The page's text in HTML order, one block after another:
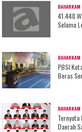
BAHARKAM
41.448
Selama
BAHARKAM
PBSI
Beras
BAHARKAM
Daerah